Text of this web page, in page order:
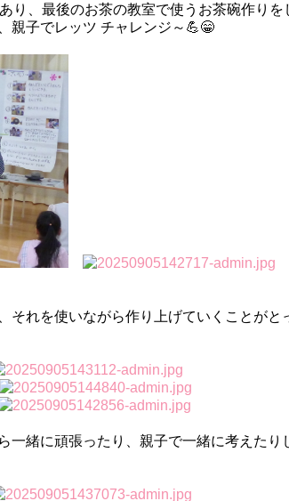
り、最後のお茶の教室で使うお茶碗作りを
親子でレッツ チャレンジ～💪😁
それを使いながら作り上げていくことがと
一緒に頑張ったり、親子で一緒に考えたり